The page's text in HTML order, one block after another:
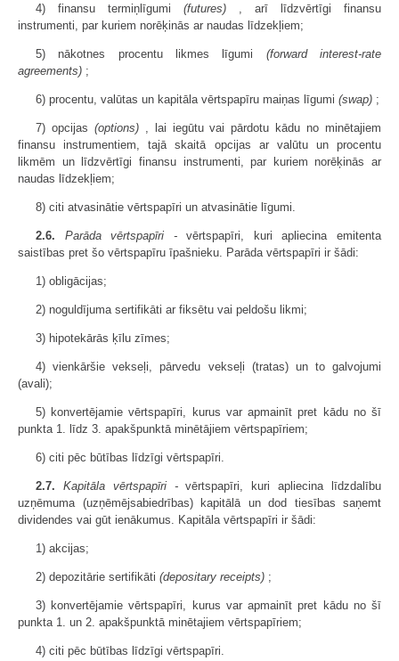
4) finansu termiņlīgumi (futures) , arī līdzvērtīgi finansu
instrumenti, par kuriem norēķinās ar naudas līdzekļiem;
5) nākotnes procentu likmes līgumi (forward interest-rate
agreements) ;
6) procentu, valūtas un kapitāla vērtspapīru maiņas līgumi (swap) ;
7) opcijas (options), lai iegūtu vai pārdotu kādu no minētajiem
finansu instrumentiem, tajā skaitā opcijas ar valūtu un procentu
likmēm un līdzvērtīgi finansu instrumenti, par kuriem norēķinās ar
naudas līdzekļiem;
8) citi atvasinātie vērtspapīri un atvasinātie līgumi.
2.6. Parāda vērtspapīri -vērtspapīri, kuri apliecina emitenta
saistības pret šo vērtspapīru īpašnieku. Parāda vērtspapīri ir šādi:
1) obligācijas;
2) noguldījuma sertifikāti ar fiksētu vai peldošu likmi;
3) hipotekārās ķīlu zīmes;
4) vienkāršie vekseļi, pārvedu vekseļi (tratas) un to galvojumi
(avali);
5) konvertējamie vērtspapīri, kurus var apmainīt pret kādu no šī
punkta 1. līdz 3. apakšpunktā minētājiem vērtspapīriem;
6) citi pēc būtības līdzīgi vērtspapīri.
2.7. Kapitāla vērtspapīri -vērtspapīri, kuri apliecina līdzdalību
uzņēmuma (uzņēmējsabiedrības) kapitālā un dod tiesības saņemt
dividendes vai gūt ienākumus. Kapitāla vērtspapīri ir šādi:
1) akcijas;
2) depozitārie sertifikāti (depositary receipts) ;
3) konvertējamie vērtspapīri, kurus var apmainīt pret kādu no šī
punkta 1. un 2. apakšpunktā minētajiem vērtspapīriem;
4) citi pēc būtības līdzīgi vērtspapīri.